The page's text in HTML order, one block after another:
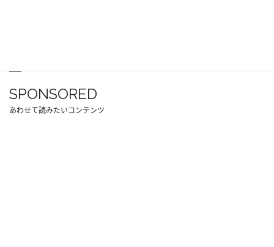
SPONSORED
あわせて読みたいコンテンツ